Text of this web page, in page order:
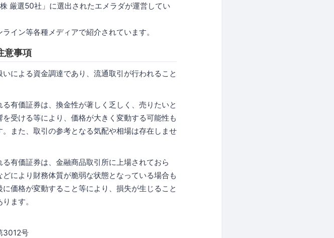
厳選50社」に選出されたエメラダが運営してい
イン等各種メディアで紹介されています。
意事項
による資金調達であり、流通取引が行われること
有価証券は、換金性が著しく乏しく、売りたいと
受ける等により、価格が大きく変動する可能性も
また、取引の参考となる気配や相場は存在しませ
有価証券は、金融商品取引所に上場されておら
により財務体質が脆弱な状態となっている場合も
価格が変動すること等により、損失が生じること
ます。
3012号